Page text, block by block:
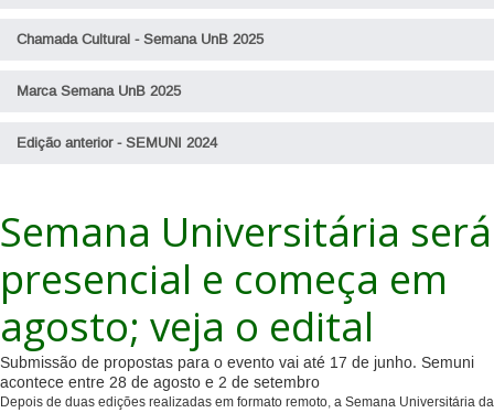
Chamada Cultural - Semana UnB 2025
Marca Semana UnB 2025
Edição anterior - SEMUNI 2024
Semana Universitária será
presencial e começa em
agosto; veja o edital
Submissão de propostas para o evento vai até 17 de junho. Semuni
acontece entre 28 de agosto e 2 de setembro
Depois de duas edições realizadas em formato remoto, a Semana Universitária da